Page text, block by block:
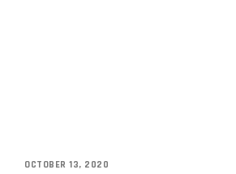
OCTOBER 13, 2020